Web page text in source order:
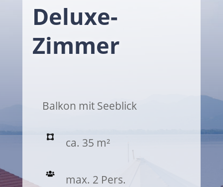
Deluxe-
Zimmer
Balkon mit Seeblick
ca. 35 m²
max. 2 Pers.